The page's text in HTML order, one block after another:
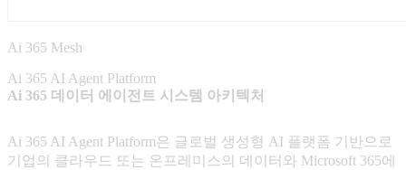
Ai 365 Mesh
Ai 365 AI Agent Platform
Ai 365 데이터 에이전트 시스템 아키텍처
Ai 365 AI Agent Platform은 글로벌 생성형 AI 플랫폼 기반으로
기업의 클라우드 또는 온프레미스의 데이터와 Microsoft 365에